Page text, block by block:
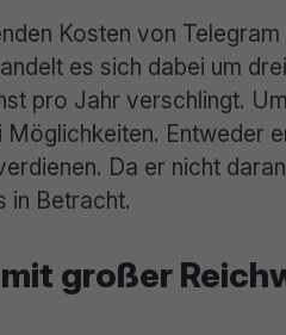
Kosten von
es sich dabei um
pro Jahr verschlingt.
Entweder
Da er nicht
in Betracht.
großer